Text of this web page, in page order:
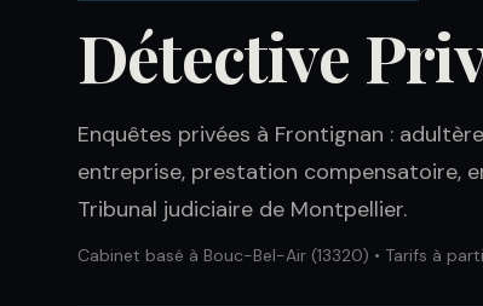
Détective
Enquêtes privées à Frontignan :
entreprise, prestation compensatoire,
Tribunal judiciaire de Montpellier.
Cabinet basé à Bouc-Bel-Air (13320) • Tarifs à